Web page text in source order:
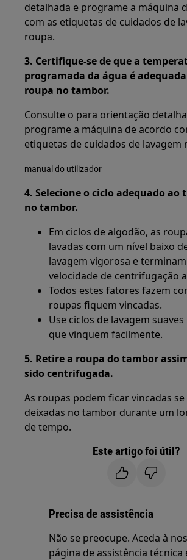
detalhada e programe a máquina
com as etiquetas de cuidados de
roupa.
3. Certifique-se de que a
programada da água é
roupa no tambor.
Consulte o para orientação
programe a máquina de acordo
etiquetas de cuidados de lavagem
manual do utilizador
4. Selecione o ciclo adequado ao
no tambor.
Em ciclos de algodão, as
lavadas com um nível baixo
lavagem vigorosa e
velocidade de centrifugação
Todos estes fatores fazem
roupas fiquem vincadas.
Use ciclos de lavagem
que vinquem facilmente.
5. Retire a roupa do tambor
sido centrifugada.
As roupas podem ficar vincadas
deixadas no tambor durante um
de tempo.
Este artigo foi útil?
Precisa de assistência
Não se preocupe. Aceda à
página de assistência técnica